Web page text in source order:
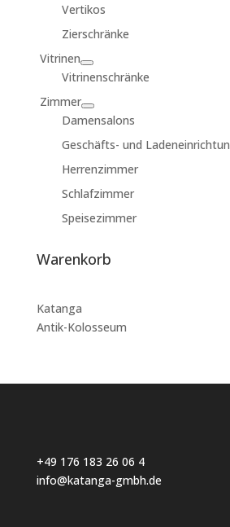
Vertikos
Zierschränke
Vitrinen
Vitrinenschränke
Zimmer
Damensalons
Geschäfts- und
Herrenzimmer
Schlafzimmer
Speisezimmer
Warenkorb
Katanga
Antik-Kolosseum
+49 176 183 26 06 4
info@katanga-gmbh.de